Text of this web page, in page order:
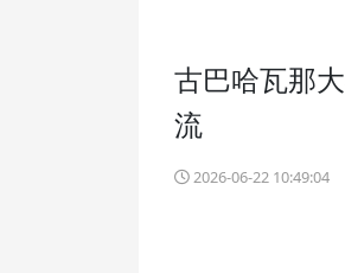
古巴哈瓦那
流
2026-06-22 10:49:04